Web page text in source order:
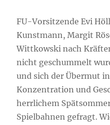
FU-Vorsitzende Evi
Kunstmann, Margit
Wittkowski nach
nicht geschummelt
und sich der Übermut
Konzentration und
herrlichem
Spielbahnen gefragt.